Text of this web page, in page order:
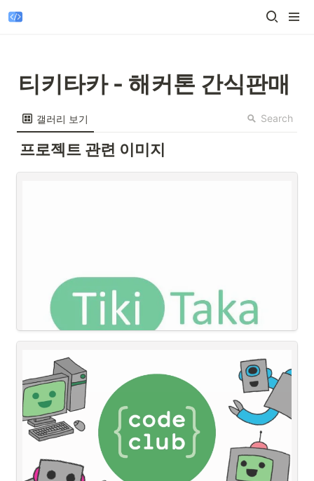
티키타카 - 해커톤 간식판매
갤러리 보기 Search
프로젝트 관련 이미지